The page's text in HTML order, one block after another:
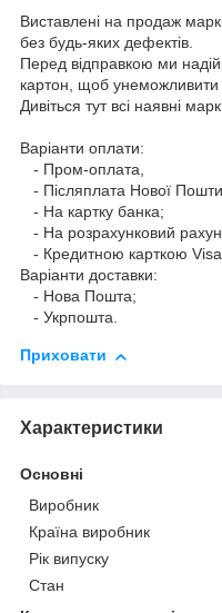
Виставлені на продаж
без будь-яких дефектів.
Перед відправкою ми
картон, щоб
Дивіться тут всі наявні
Варіанти оплати:
- Пром-оплата,
- Післяплата Нової
- На картку банка;
- На розрахунковий
- Кредитною карткою
Варіанти доставки:
- Нова Пошта;
- Укрпошта.
Приховати
Характеристики
Основні
Виробник
Країна виробник
Рік випуску
Стан